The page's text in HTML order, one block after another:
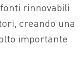
rinnovabili
creando una
importante